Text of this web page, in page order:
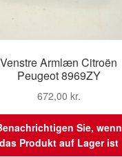
Venstre Armlæn Citroën
Peugeot 8969ZY
672,00 kr.
Sie, wenn
Produkt auf Lager ist